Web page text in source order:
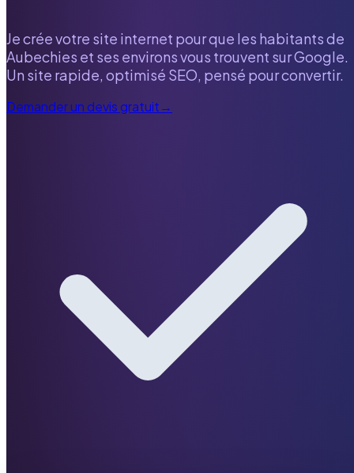
Je crée votre site internet pour que les habitants de
Aubechies et ses environs vous trouvent sur Google.
Un site rapide, optimisé SEO, pensé pour convertir.
Demander un devis gratuit→